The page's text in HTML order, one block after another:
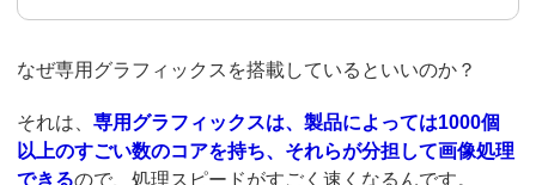
なぜ専用グラフィックスを搭載しているといいのか？
それは、専用グラフィックスは、製品によっては1000個
以上のすごい数のコアを持ち、それらが分担して画像処理
できるので、処理スピードがすごく速くなるんです。